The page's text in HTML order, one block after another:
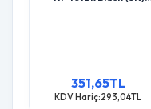
351,65TL
KDV Hariç:293,04TL